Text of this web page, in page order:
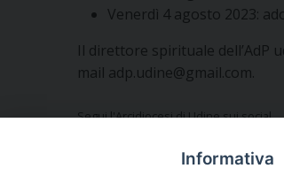
Venerdì 4 agosto 2023:
Il direttore spirituale dell’AdP
mail adp.udine@gmail.com.
Segui l'Arcidiocesi di Udine sui social
Informativa